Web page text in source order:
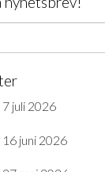
juli 2026
juni 2026